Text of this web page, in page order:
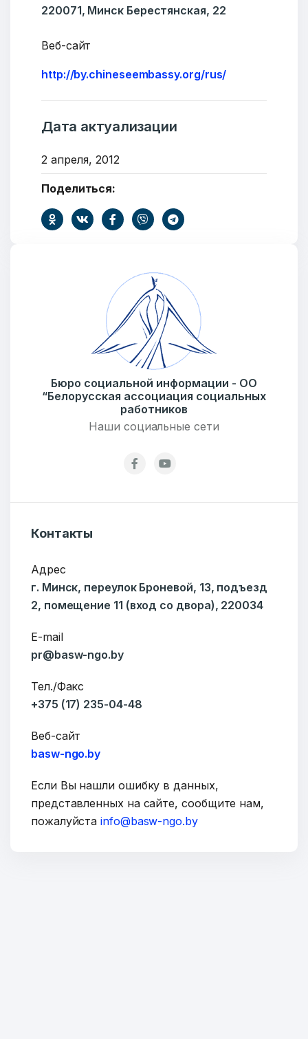
Добро пожаловать
Бюро социальной информации
Email:pr@basw-ngo.by
+375 (17) 235-04-48
Подпишитесь:
E-mail
Тема
220071, Минск Берестянская, 22
Веб-сайт
http://by.chineseembassy.org/rus/
Дата актуализации
2 апреля, 2012
Поделиться:
Бюро социальной информации - ОО
“Белорусская ассоциация социальных
работников
Наши социальные сети
Контакты
Адрес
г. Минск, переулок Броневой, 13, подъезд
2, помещение 11 (вход со двора), 220034
E-mail
pr@basw-ngo.by
Тел./Факс
+375 (17) 235-04-48
Веб-сайт
basw-ngo.by
Если Вы нашли ошибку в данных,
представленных на сайте, сообщите нам,
пожалуйстаinfo@basw-ngo.by